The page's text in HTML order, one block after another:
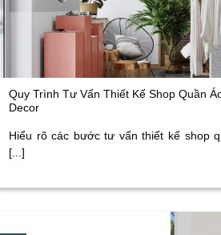
Quy Trình Tư Vấn Thiết Kế Shop Quần
Decor
Hiểu rõ các bước tư vấn thiết kế shop
[...]